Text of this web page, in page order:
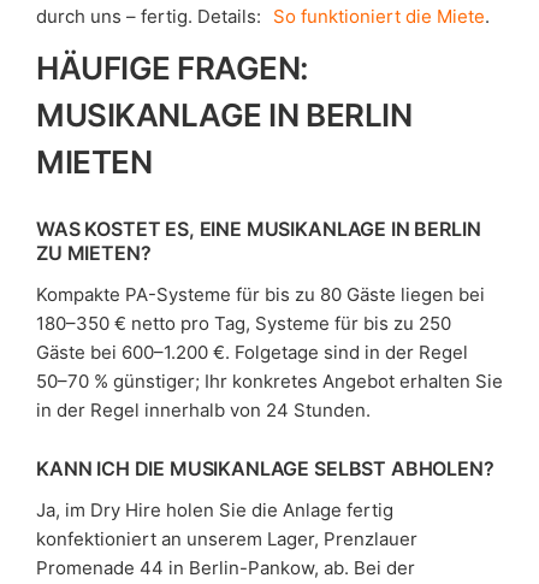
durch uns – fertig. Details:
So funktioniert die Miete.
HÄUFIGE FRAGEN:
MUSIKANLAGE IN BERLIN
MIETEN
WAS KOSTET ES, EINE MUSIKANLAGE IN BERLIN
ZU MIETEN?
Kompakte PA-Systeme für bis zu 80 Gäste liegen bei
180–350 € netto pro Tag, Systeme für bis zu 250
Gäste bei 600–1.200 €. Folgetage sind in der Regel
50–70 % günstiger; Ihr konkretes Angebot erhalten Sie
in der Regel innerhalb von 24 Stunden.
KANN ICH DIE MUSIKANLAGE SELBST ABHOLEN?
Ja, im Dry Hire holen Sie die Anlage fertig
konfektioniert an unserem Lager, Prenzlauer
Promenade 44 in Berlin-Pankow, ab. Bei der